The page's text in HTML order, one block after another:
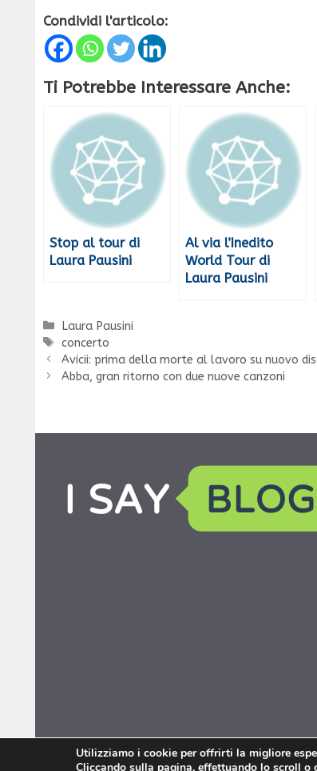
Condividi l'articolo:
Ti Potrebbe Interessare Anche:
Stop al tour di
Laura Pausini
Al via l’Inedito
World Tour di
Laura Pausini
Categorie
Laura Pausini
Tag
concerto
Avicii: prima della morte al lavoro su nuovo
Abba, gran ritorno con due nuove canzoni
Utilizziamo i cookie per offrirti la migliore
Cliccando sulla pagina, effettuando lo scroll